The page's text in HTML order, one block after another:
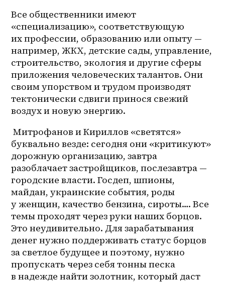
Все общественники имеют
«специализацию», соответствующую
их профессии, образованию или опыту —
например, ЖКХ, детские сады, управление,
строительство, экология и другие сферы
приложения человеческих талантов. Они
своим упорством и трудом производят
тектонически сдвиги принося свежий
воздух и новую энергию.
Митрофанов и Кириллов «светятся»
буквально везде: сегодня они «критикуют»
дорожную организацию, завтра
разоблачает застройщиков, послезавтра —
городские власти. Госдеп, шпионы,
майдан, украинские события, роды
у женщин, качество бензина, сироты…. Все
темы проходят через руки наших борцов.
Это неудивительно. Для зарабатывания
денег нужно поддерживать статус борцов
за светлое будущее и поэтому, нужно
пропускать через себя тонны песка
в надежде найти золотник, который даст